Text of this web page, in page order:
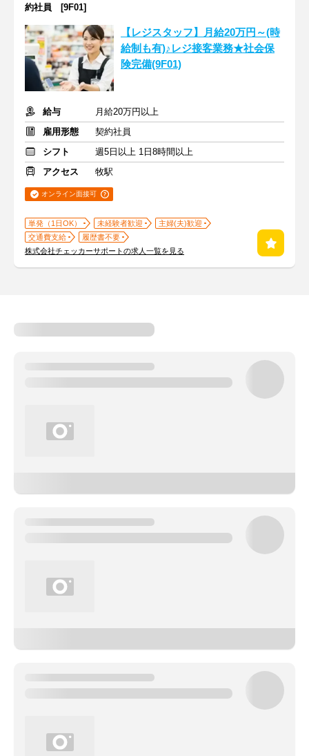
約社員 [9F01]
【レジスタッフ】月給20万円～(時
給制も有)♪レジ接客業務★社会保
険完備(9F01)
給与
月給20万円以上
雇用形態
契約社員
シフト
週5日以上 1日8時間以上
アクセス
牧駅
オンライン面接可
単発（1日OK） 未経験者歓迎
主婦(夫)歓迎
交通費支給
履歴書不要
株式会社チェッカーサポートの求人一覧を見る